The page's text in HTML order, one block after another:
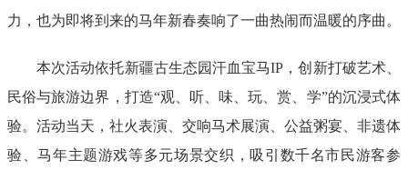
力，也为即将到来的马年新春奏响了一曲热闹而温暖的序曲。
本次活动依托新疆古生态园汗血宝马IP，创新打破艺术、
民俗与旅游边界，打造“观、听、味、玩、赏、学”的沉浸式体
验。活动当天，社火表演、交响马术展演、公益粥宴、非遗体
验、马年主题游戏等多元场景交织，吸引数千名市民游客参